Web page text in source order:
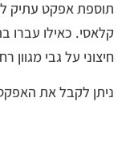
תוספת אפקט עתיק
קלאסי. כאילו עברו
חיצוני על גבי
ניתן לקבל את